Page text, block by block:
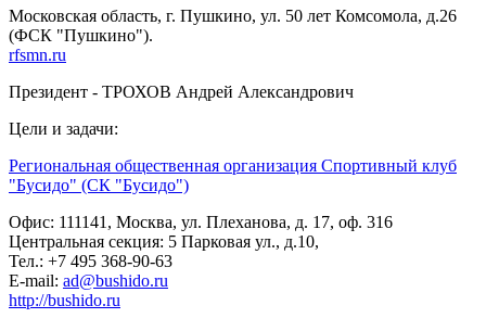
Московская область, г. Пушкино, ул. 50 лет Комсомола, д.26
(ФСК "Пушкино").
rfsmn.ru
Президент - ТРОХОВ Андрей Александрович
Цели и задачи:
Региональная общественная организация Спортивный клуб
"Бусидо" (СК "Бусидо")
Офис: 111141, Москва, ул. Плеханова, д. 17, оф. 316
Центральная секция: 5 Парковая ул., д.10,
Тел.: +7 495 368-90-63
E-mail: ad@bushido.ru
http://bushido.ru